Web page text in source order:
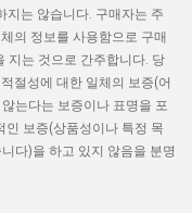
지는 않습니다. 구매자는 주
의 정보를 사용함으로 구매
지는 것으로 간주합니다. 당
절성에 대한 일체의 보증(어
는다는 보증이나 표명을 포
인 보증(상품성이나 특정 목
다)을 하고 있지 않음을 분명